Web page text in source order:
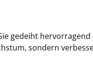
gedeiht
sondern